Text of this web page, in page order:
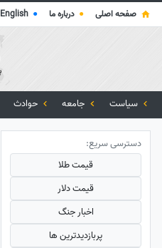
صفحه اصلی ● درباره ما ●
English
سیاست جامعه حوادث
دسترسی سریع:
قیمت طلا
قیمت دلار
اخبار جنگ
پربازدید‌ترین ها